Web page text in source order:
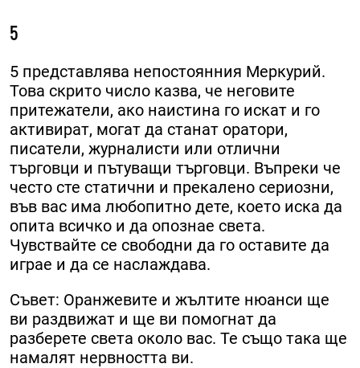
5
5 представлява непостоянния Меркурий.
Това скрито число казва, че неговите
притежатели, ако наистина го искат и го
активират, могат да станат оратори,
писатели, журналисти или отлични
търговци и пътуващи търговци. Въпреки че
често сте статични и прекалено сериозни,
във вас има любопитно дете, което иска да
опита всичко и да опознае света.
Чувствайте се свободни да го оставите да
играе и да се наслаждава.
Съвет: Оранжевите и жълтите нюанси ще
ви раздвижат и ще ви помогнат да
разберете света около вас. Те също така ще
намалят нервността ви.